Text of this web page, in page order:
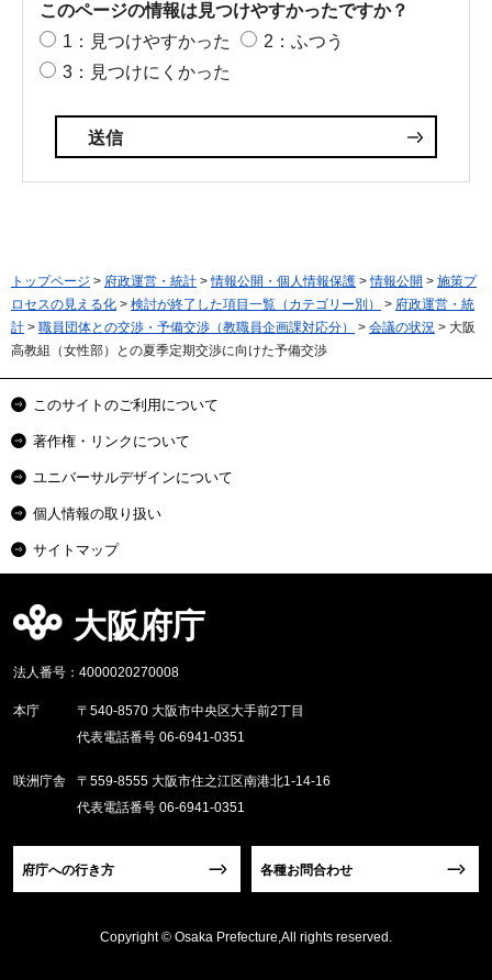
このページの情報は見つけやすかったですか？
1：見つけやすかった
2：ふつう
3：見つけにくかった
トップページ > 府政運営・統計 >情報公開・個人情報保護 >情報公開 > 施策プ
ロセスの見える化 > 検討が終了した項目一覧（カテゴリー別） > 府政運営・統
計 > 職員団体との交渉・予備交渉（教職員企画課対応分） > 会議の状況 > 大阪
高教組（女性部）との夏季定期交渉に向けた予備交渉
このサイトのご利用について
著作権・リンクについて
ユニバーサルデザインについて
個人情報の取り扱い
サイトマップ
大阪府庁
法人番号：4000020270008
本庁
〒540-8570 大阪市中央区大手前2丁目
代表電話番号 06-6941-0351
咲洲庁舎
〒559-8555 大阪市住之江区南港北1-14-16
代表電話番号 06-6941-0351
府庁への行き方 各種お問合わせ
Copyright © Osaka Prefecture,All rights reserved.